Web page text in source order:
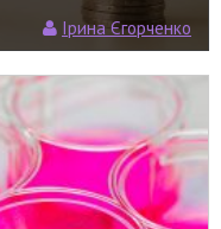
Ірина Єгорченко